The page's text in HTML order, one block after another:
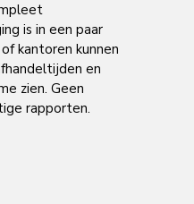
is in een paar
kantoren kunnen
en
zien. Geen
rapporten.